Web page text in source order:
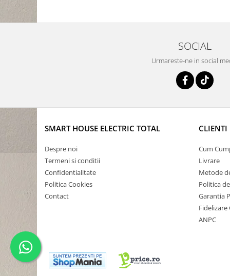
SOCIAL
Urmareste-ne in social
SMART HOUSE ELECTRIC TOTAL
Despre noi
Termeni si conditii
Confidentialitate
Politica Cookies
Contact
CLIENTI
Cum
Livrare
Metode
Politica
Garantia
Fidelizare
ANPC